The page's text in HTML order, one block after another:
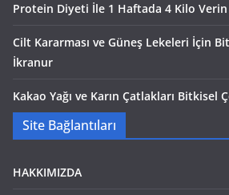
Protein Diyeti İle 1 Haftada 4 Kilo Verin
Cilt Kararması ve Güneş Lekeleri İçin
İkranur
Kakao Yağı ve Karın Çatlakları Bitkisel
Site Bağlantıları
HAKKIMIZDA